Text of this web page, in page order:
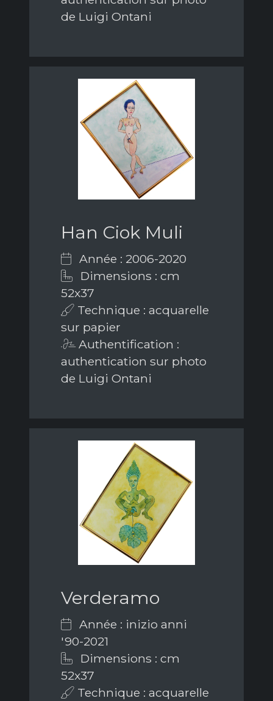
de Luigi Ontani
Han Ciok Muli
Année : 2006-2020
Dimensions : cm
52x37
Technique : acquarelle
sur papier
Authentification :
authentication sur photo
de Luigi Ontani
Verderamo
Année : inizio anni
'90-2021
Dimensions : cm
52x37
Technique : acquarelle